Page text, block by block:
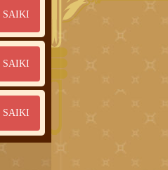
SAIKI
SAIKI
SAIKI